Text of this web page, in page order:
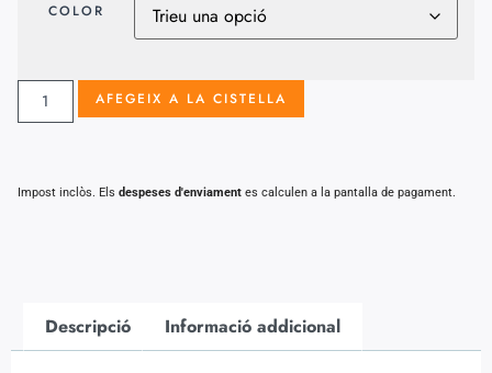
COLOR
AFEGEIX A LA CISTELLA
Impost inclòs. Els despeses d'enviament es calculen a la pantalla de pagament.
Descripció Informació addicional